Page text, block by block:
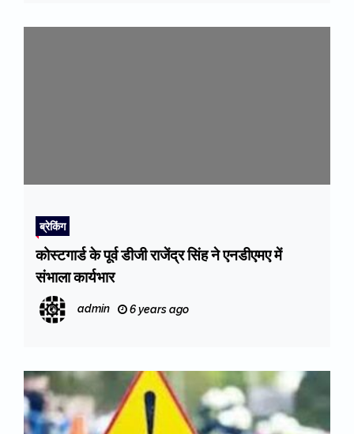
ब्रेकिंग
कोस्टगार्ड के पूर्व डीजी राजेंद्र सिंह ने एनडीएमए में
संभाला कार्यभार
admin 6 years ago